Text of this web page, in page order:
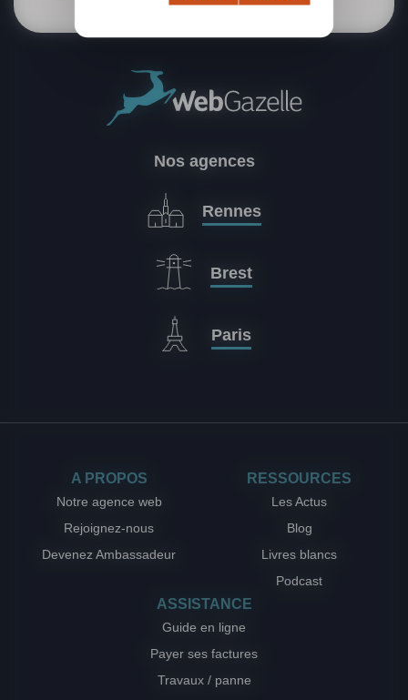
Nos agences
Rennes
Brest
Paris
A PROPOS
Notre agence web
Rejoignez-nous
Devenez Ambassadeur
RESSOURCES
Les Actus
Blog
Livres blancs
Podcast
ASSISTANCE
Guide en ligne
Payer ses factures
Travaux / panne